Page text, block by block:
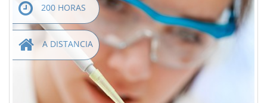
200 HORAS
A DISTANCIA